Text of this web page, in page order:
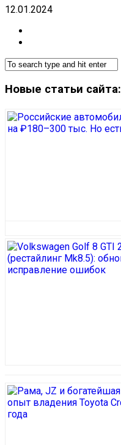
12.01.2024
Новые статьи сайта: